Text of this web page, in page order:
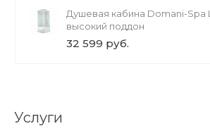
Душевая кабина Domani-Spa
высокий поддон
32 599 руб.
Услуги